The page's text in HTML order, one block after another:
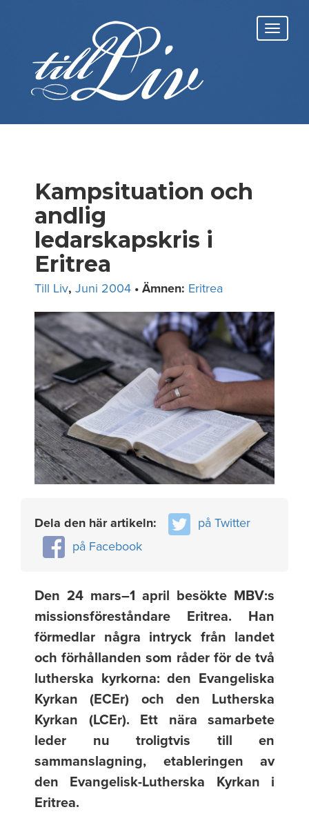
Kampsituation och
andlig
ledarskapskris i
Eritrea
Till Liv, Juni 2004 • Ämnen: Eritrea
Dela den här artikeln:
på Twitter
på Facebook
Den 24 mars–1 april besökte MBV:s
missionsföreståndare Eritrea. Han
förmedlar några intryck från landet
och förhållanden som råder för de två
lutherska kyrkorna: den Evangeliska
Kyrkan (ECEr) och den Lutherska
Kyrkan (LCEr). Ett nära samarbete
leder nu troligtvis till en
sammanslagning, etableringen av
den Evangelisk-Lutherska Kyrkan i
Eritrea.